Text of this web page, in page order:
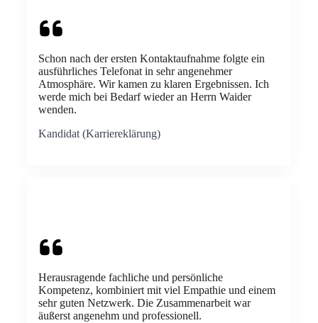
Schon nach der ersten Kontaktaufnahme folgte ein
ausführliches Telefonat in sehr angenehmer
Atmosphäre. Wir kamen zu klaren Ergebnissen. Ich
werde mich bei Bedarf wieder an Herrn Waider
wenden.
Kandidat (Karriereklärung)
Herausragende fachliche und persönliche
Kompetenz, kombiniert mit viel Empathie und einem
sehr guten Netzwerk. Die Zusammenarbeit war
äußerst angenehm und professionell.